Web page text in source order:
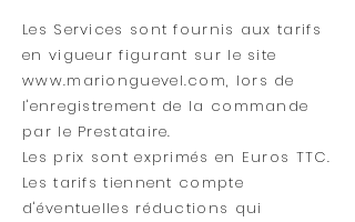
Les Services sont fournis aux tarifs
en vigueur figurant sur le site
www.marionguevel.com, lors de
l'enregistrement de la commande
par le Prestataire.
Les prix sont exprimés en Euros TTC.
Les tarifs tiennent compte
d'éventuelles réductions qui